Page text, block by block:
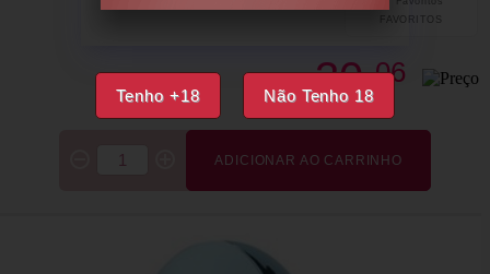
Tenho +18 Não Tenho 18
FAVORITOS
€30,06
ADICIONAR AO CARRINHO